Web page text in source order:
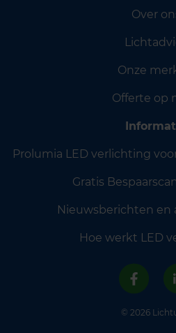
Over
Onze
Offerte op
Prolumia LED verlichting
Gratis
Nieuwsberichten en
Hoe werkt LED
© 2026